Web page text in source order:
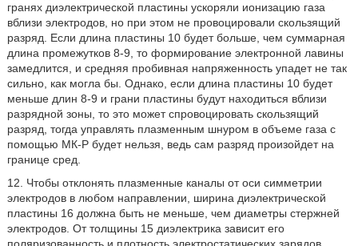
гранях диэлектрической пластины ускоряли ионизацию газа
вблизи электродов, но при этом не провоцировали скользящий
разряд. Если длина пластины 10 будет больше, чем суммарная
длина промежутков 8-9, то формирование электронной лавины
замедлится, и средняя пробивная напряженность упадет не так
сильно, как могла бы. Однако, если длина пластины 10 будет
меньше длин 8-9 и грани пластины будут находиться вблизи
разрядной зоны, то это может спровоцировать скользящий
разряд, тогда управлять плазменным шнуром в объеме газа с
помощью МК-Р будет нельзя, ведь сам разряд произойдет на
границе сред.
12. Чтобы отклонять плазменные каналы от оси симметрии
электродов в любом направлении, ширина диэлектрической
пластины 16 должна быть не меньше, чем диаметры стержней
электродов. От толщины 15 диэлектрика зависит его